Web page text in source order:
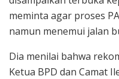
meminta agar proses
namun menemui jalan
Dia menilai bahwa
Ketua BPD dan Camat